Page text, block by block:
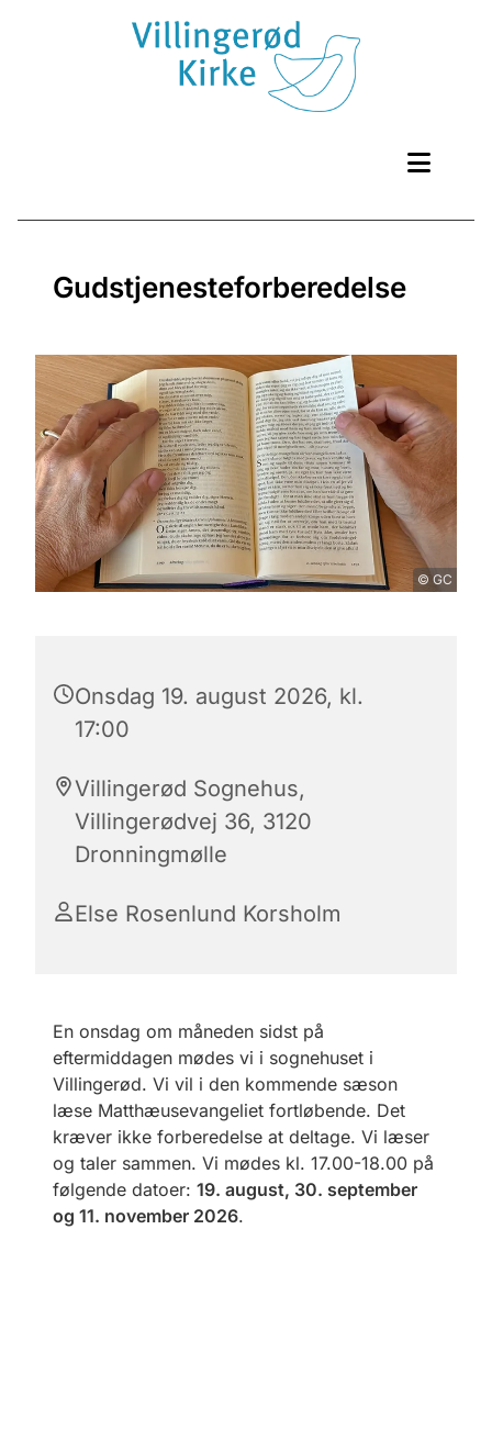
Gudstjenesteforberedelse
© GC
Onsdag 19. august 2026, kl.
17:00
Villingerød Sognehus,
Villingerødvej 36, 3120
Dronningmølle
Else Rosenlund Korsholm
En onsdag om måneden sidst på
eftermiddagen mødes vi i sognehuset i
Villingerød. Vi vil i den kommende sæson
læse Matthæusevangeliet fortløbende. Det
kræver ikke forberedelse at deltage. Vi læser
og taler sammen. Vi mødes kl. 17.00-18.00 på
følgende datoer: 19. august, 30. september
og 11. november 2026.